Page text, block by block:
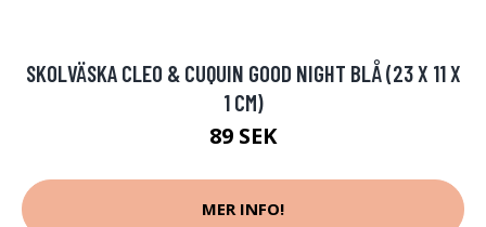
SKOLVÄSKA CLEO & CUQUIN GOOD NIGHT BLÅ (23 X 11 X
1 CM)
89 SEK
MER INFO!